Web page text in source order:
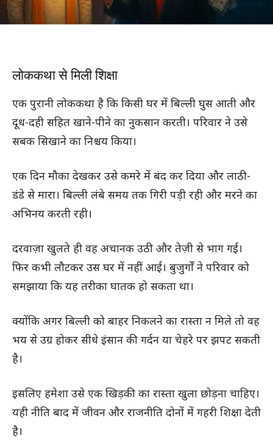
लोककथा से मिली शिक्षा
एक पुरानी लोककथा है कि किसी घर में बिल्ली घुस आती और
दूध-दही सहित खाने-पीने का नुकसान करती। परिवार ने उसे
सबक सिखाने का निश्चय किया।
एक दिन मौका देखकर उसे कमरे में बंद कर दिया और लाठी-
डंडे से मारा। बिल्ली लंबे समय तक गिरी पड़ी रही और मरने का
अभिनय करती रही।
दरवाज़ा खुलते ही वह अचानक उठी और तेज़ी से भाग गई।
फिर कभी लौटकर उस घर में नहीं आई। बुजुर्गों ने परिवार को
समझाया कि यह तरीका घातक हो सकता था।
क्योंकि अगर बिल्ली को बाहर निकलने का रास्ता न मिले तो वह
भय से उग्र होकर सीधे इंसान की गर्दन या चेहरे पर झपट सकती
है।
इसलिए हमेशा उसे एक खिड़की का रास्ता खुला छोड़ना चाहिए।
यही नीति बाद में जीवन और राजनीति दोनों में गहरी शिक्षा देती
है।